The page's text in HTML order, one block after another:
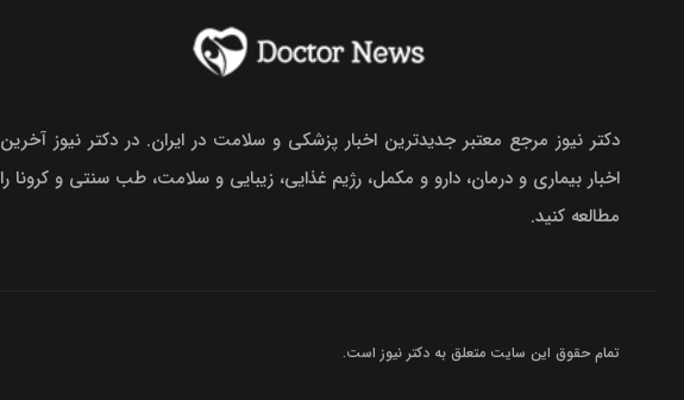
دکتر نیوز مرجع معتبر جدیدترین اخبار پزشکی و سلامت در ایران. در دکتر نیوز آخرین
اخبار بیماری و درمان، دارو و مکمل، رژیم غذایی، زیبایی و سلامت، طب سنتی و کرونا را
مطالعه کنید.
تمام حقوق این سایت متعلق به دکتر نیوز است.